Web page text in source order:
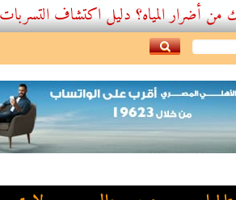
دليل اكتشاف التسربات وأفضل...